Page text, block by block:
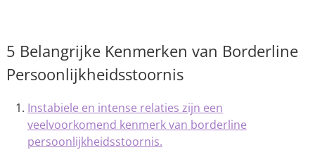
5 Belangrijke Kenmerken van Borderline
Persoonlijkheidsstoornis
Instabiele en intense relaties zijn een
veelvoorkomend kenmerk van borderline
persoonlijkheidsstoornis.